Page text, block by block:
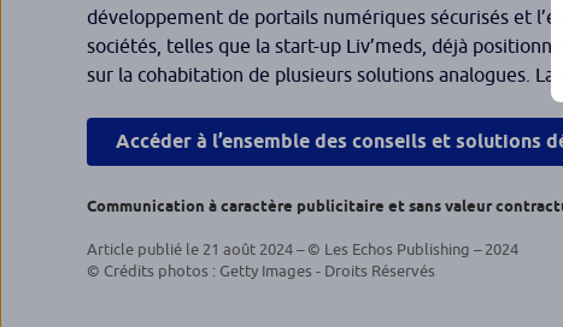
développement de portails numériques sécurisés et
sociétés, telles que la start-up Liv’meds, déjà
sur la cohabitation de plusieurs solutions analogues. La
Accéder à l’ensemble des conseils et solutions
Communication à caractère publicitaire et sans valeur
Article publié le 21 août 2024 – © Les Echos Publishing – 2024
© Crédits photos : Getty Images - Droits Réservés